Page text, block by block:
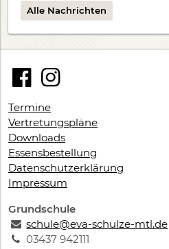
Alle Nachrichten
Termine
Vertretungspläne
Downloads
Essensbestellung
Datenschutzerklärung
Impressum
Grundschule
schule@eva-schulze-mtl.de
03437 942111